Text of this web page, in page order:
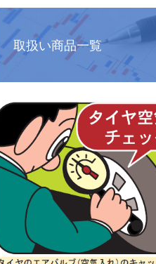
取扱い商品一覧